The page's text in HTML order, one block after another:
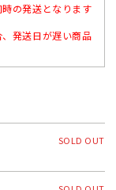
の発送となります
発送日が遅い商品
SOLD OUT